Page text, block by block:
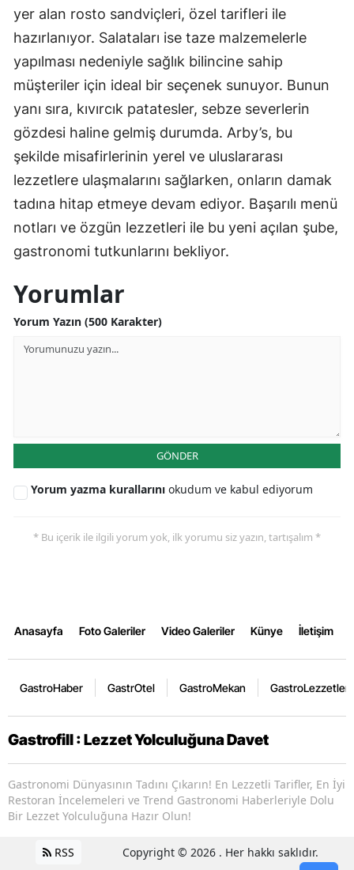
yer alan rosto sandviçleri, özel tarifleri ile
hazırlanıyor. Salataları ise taze malzemelerle
yapılması nedeniyle sağlık bilincine sahip
müşteriler için ideal bir seçenek sunuyor. Bunun
yanı sıra, kıvırcık patatesler, sebze severlerin
gözdesi haline gelmiş durumda. Arby’s, bu
şekilde misafirlerinin yerel ve uluslararası
lezzetlere ulaşmalarını sağlarken, onların damak
tadına hitap etmeye devam ediyor. Başarılı menü
notları ve özgün lezzetleri ile bu yeni açılan şube,
gastronomi tutkunlarını bekliyor.
Yorumlar
Yorum Yazın (500 Karakter)
GÖNDER
Yorum yazma kurallarını okudum ve kabul ediyorum
* Bu içerik ile ilgili yorum yok, ilk yorumu siz yazın, tartışalım *
Anasayfa Foto Galeriler Video Galeriler Künye İletişim
GastroHaber GastrOtel GastroMekan GastroLezzetler
Gastrofill : Lezzet Yolculuğuna Davet
Gastronomi Dünyasının Tadını Çıkarın! En Lezzetli Tarifler, En İyi
Restoran İncelemeleri ve Trend Gastronomi Haberleriyle Dolu
Bir Lezzet Yolculuğuna Hazır Olun!
RSS Copyright © 2026 . Her hakkı saklıdır.